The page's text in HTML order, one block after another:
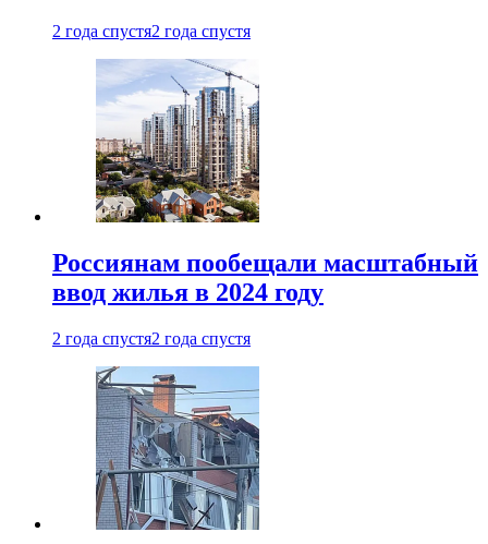
2 года спустя2 года спустя
Россиянам пообещали масштабный
ввод жилья в 2024 году
2 года спустя2 года спустя